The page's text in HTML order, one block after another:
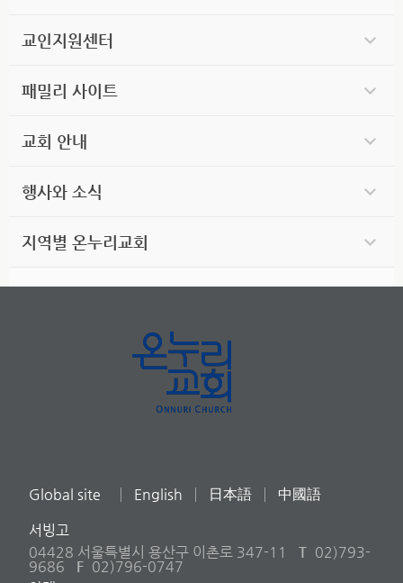
교인지원센터
패밀리 사이트
교회 안내
행사와 소식
지역별 온누리교회
Global site English 日本語 中國語
서빙고
04428 서울특별시 용산구 이촌로 347-11
T 02)793-
9686
F 02)796-0747